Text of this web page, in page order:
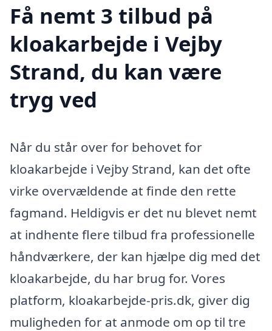
Få nemt 3 tilbud på
kloakarbejde i Vejby
Strand, du kan være
tryg ved
Når du står over for behovet for
kloakarbejde i Vejby Strand, kan det ofte
virke overvældende at finde den rette
fagmand. Heldigvis er det nu blevet nemt
at indhente flere tilbud fra professionelle
håndværkere, der kan hjælpe dig med det
kloakarbejde, du har brug for. Vores
platform, kloakarbejde-pris.dk, giver dig
muligheden for at anmode om op til tre